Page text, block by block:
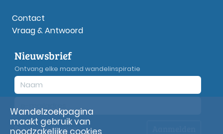
Contact
Vraag & Antwoord
Nieuwsbrief
Ontvang elke maand wandelinspiratie
Privacyverklaring
Wandelzoekpagina
maakt gebruik van
noodzakelijke cookies